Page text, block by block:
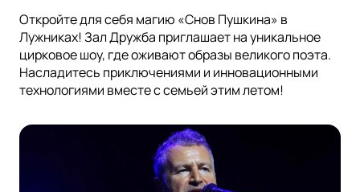
Откройте для себя магию «Снов Пушкина» в
Лужниках! Зал Дружба приглашает на уникальное
цирковое шоу, где оживают образы великого поэта.
Насладитесь приключениями и инновационными
технологиями вместе с семьей этим летом!